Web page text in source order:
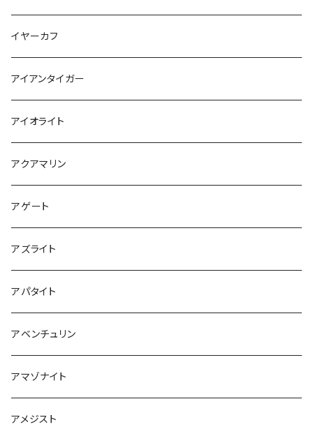
イヤーカフ
アイアンタイガー
アイオライト
アクアマリン
アゲート
アズライト
アパタイト
アベンチュリン
アマゾナイト
アメジスト